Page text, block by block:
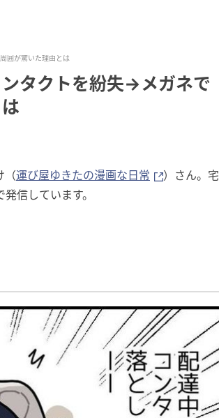
囲が驚いた理由とは
タクトを紛失→メガネで
（運び屋ゆきたの漫画な日常
）さん。宅
信しています。